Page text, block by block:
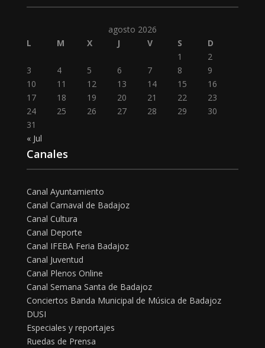
agosto 2026
L
M X J V S
D
1
2
3
4 5 6 7 8
9
10
11 12 13 14 15
16
17
18 19 20 21 22
23
24
25 26 27 28 29
30
31
« Jul
Canales
Canal Ayuntamiento
Canal Carnaval de Badajoz
Canal Cultura
Canal Deporte
Canal IFEBA Feria Badajoz
Canal Juventud
Canal Plenos Online
Canal Semana Santa de Badajoz
Conciertos Banda Municipal de Música de Badajoz
DUSI
Especiales y reportajes
Ruedas de Prensa